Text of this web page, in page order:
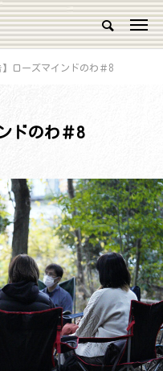
】ローズマインドのわ＃8
ドのわ＃8